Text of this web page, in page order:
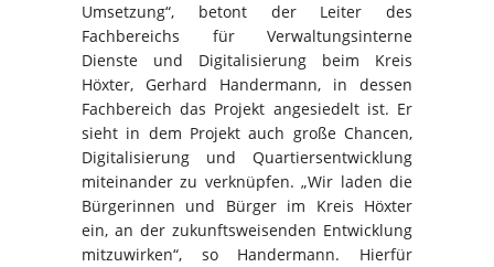
Umsetzung“, betont der Leiter des
Fachbereichs für Verwaltungsinterne
Dienste und Digitalisierung beim Kreis
Höxter, Gerhard Handermann, in dessen
Fachbereich das Projekt angesiedelt ist. Er
sieht in dem Projekt auch große Chancen,
Digitalisierung und Quartiersentwicklung
miteinander zu verknüpfen. „Wir laden die
Bürgerinnen und Bürger im Kreis Höxter
ein, an der zukunftsweisenden Entwicklung
mitzuwirken“, so Handermann. Hierfür